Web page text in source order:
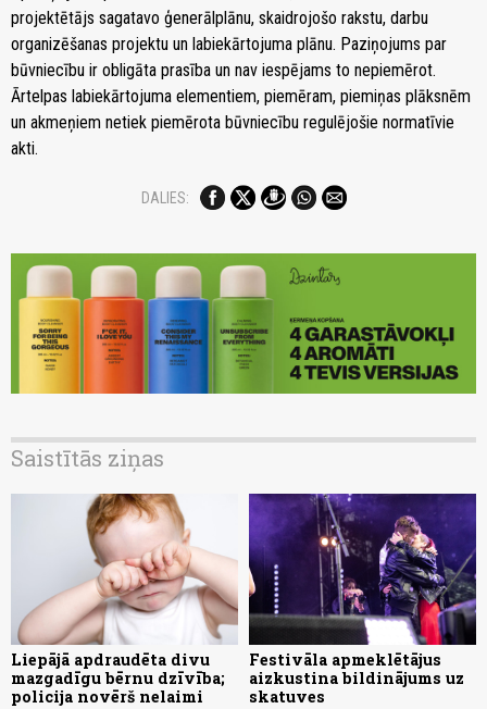
projektētājs sagatavo ģenerālplānu, skaidrojošo rakstu, darbu
organizēšanas projektu un labiekārtojuma plānu. Paziņojums par
būvniecību ir obligāta prasība un nav iespējams to nepiemērot.
Ārtelpas labiekārtojuma elementiem, piemēram, piemiņas plāksnēm
un akmeņiem netiek piemērota būvniecību regulējošie normatīvie
akti.
DALIES:
Saistītās ziņas
Liepājā apdraudēta divu
mazgadīgu bērnu dzīvība;
policija novērš nelaimi
Festivāla apmeklētājus
aizkustina bildinājums uz
skatuves